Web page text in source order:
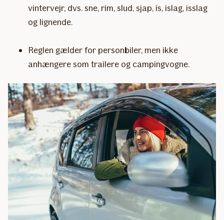
vintervejr, dvs. sne, rim, slud, sjap, is, islag, isslag
og lignende.
Reglen gælder for personbiler, men ikke
anhængere som trailere og campingvogne.